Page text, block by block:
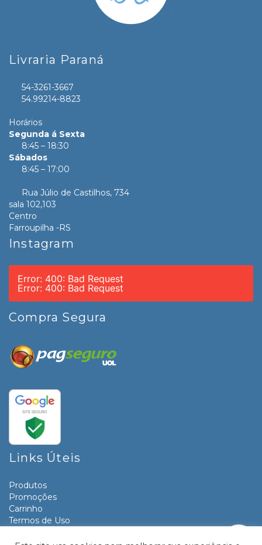
Livraria Paraná
54-3261-3667
54.99214-8823
Horários
Segunda á Sexta
8:45 – 18:30
Sábados
8:45 – 17:00
Rua Júlio de Castilhos, 734
sala 102,103
Centro
Farroupilha -RS
Instagram
Error: 400: Bad Request
Error: 400: Bad Request
Compra Segura
Links Úteis
Produtos
Promoções
Carrinho
Termos de Uso